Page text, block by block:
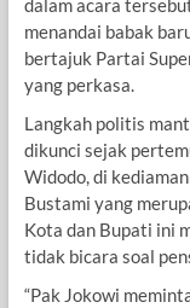
dalam acara
menandai babak
bertajuk Partai
yang perkasa.
Langkah politis
dikunci sejak
Widodo, di
Bustami yang
Kota dan Bupati ini
tidak bicara soal
“Pak Jokowi